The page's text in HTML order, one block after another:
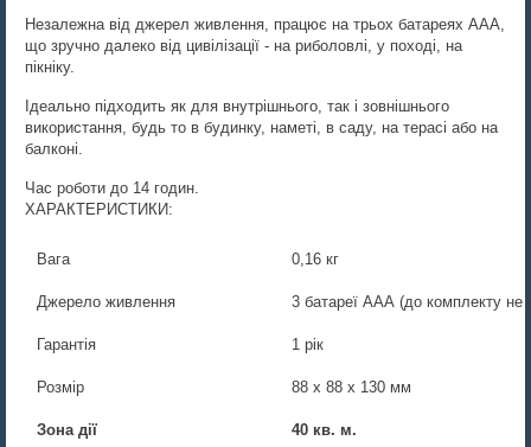
Незалежна від джерел живлення, працює на трьох батареях ААА,
що зручно далеко від цивілізації - на риболовлі, у поході, на
пікніку.
Ідеально підходить як для внутрішнього, так і зовнішнього
використання, будь то в будинку, наметі, в саду, на терасі або на
балконі.
Час роботи до 14 годин.
ХАРАКТЕРИСТИКИ:
Вага 0,16 кг
Джерело живлення 3 батареї ААА (до комплекту не
Гарантія 1 рік
Розмір 88 х 88 х 130 мм
Зона дії 40 кв. м.